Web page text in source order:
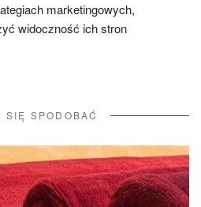
marketingowych,
widoczność ich stron
SIĘ SPODOBAĆ